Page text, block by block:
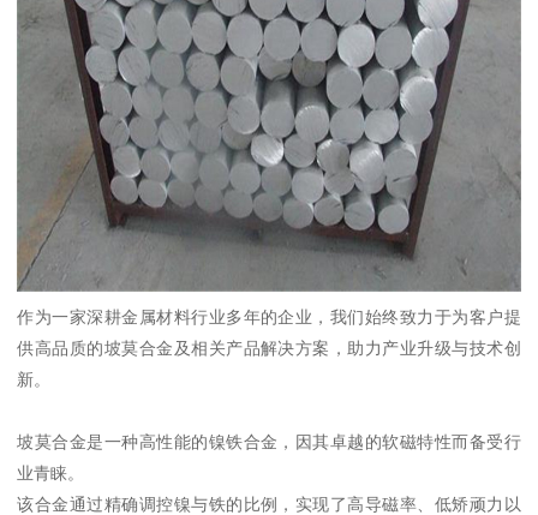
作为一家深耕金属材料行业多年的企业，我们始终致力于为客户提
供高品质的坡莫合金及相关产品解决方案，助力产业升级与技术创
新。
坡莫合金是一种高性能的镍铁合金，因其卓越的软磁特性而备受行
业青睐。
该合金通过精确调控镍与铁的比例，实现了高导磁率、低矫顽力以